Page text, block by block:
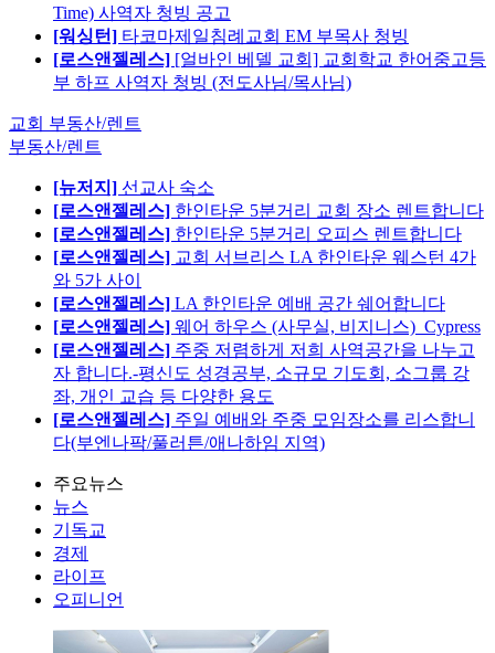
Time) 사역자 청빙 공고
[워싱턴] 타코마제일침례교회 EM 부목사 청빙
[로스앤젤레스] [얼바인 베델 교회] 교회학교 한어중고등
부 하프 사역자 청빙 (전도사님/목사님)
교회 부동산/렌트
부동산/렌트
[뉴저지] 선교사 숙소
[로스앤젤레스] 한인타운 5분거리 교회 장소 렌트합니다
[로스앤젤레스] 한인타운 5분거리 오피스 렌트합니다
[로스앤젤레스] 교회 서브리스 LA 한인타운 웨스턴 4가
와 5가 사이
[로스앤젤레스] LA 한인타운 예배 공간 쉐어합니다
[로스앤젤레스] 웨어 하우스 (사무실, 비지니스)_Cypress
[로스앤젤레스] 주중 저렴하게 저희 사역공간을 나누고
자 합니다.-평신도 성경공부, 소규모 기도회, 소그룹 강
좌, 개인 교습 등 다양한 용도
[로스앤젤레스] 주일 예배와 주중 모임장소를 리스합니
다(부엔나팍/풀러튼/애나하임 지역)
주요뉴스
뉴스
기독교
경제
라이프
오피니언